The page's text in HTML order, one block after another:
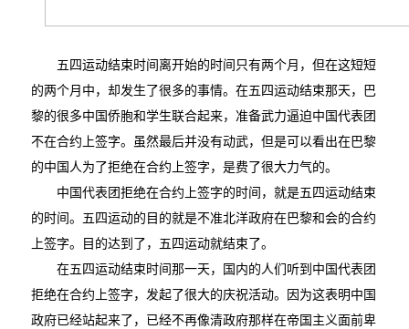
五四运动结束时间离开始的时间只有两个月，但在这短短
的两个月中，却发生了很多的事情。在五四运动结束那天，巴
黎的很多中国侨胞和学生联合起来，准备武力逼迫中国代表团
不在合约上签字。虽然最后并没有动武，但是可以看出在巴黎
的中国人为了拒绝在合约上签字，是费了很大力气的。
中国代表团拒绝在合约上签字的时间，就是五四运动结束
的时间。五四运动的目的就是不准北洋政府在巴黎和会的合约
上签字。目的达到了，五四运动就结束了。
在五四运动结束时间那一天，国内的人们听到中国代表团
拒绝在合约上签字，发起了很大的庆祝活动。因为这表明中国
政府已经站起来了，已经不再像清政府那样在帝国主义面前卑